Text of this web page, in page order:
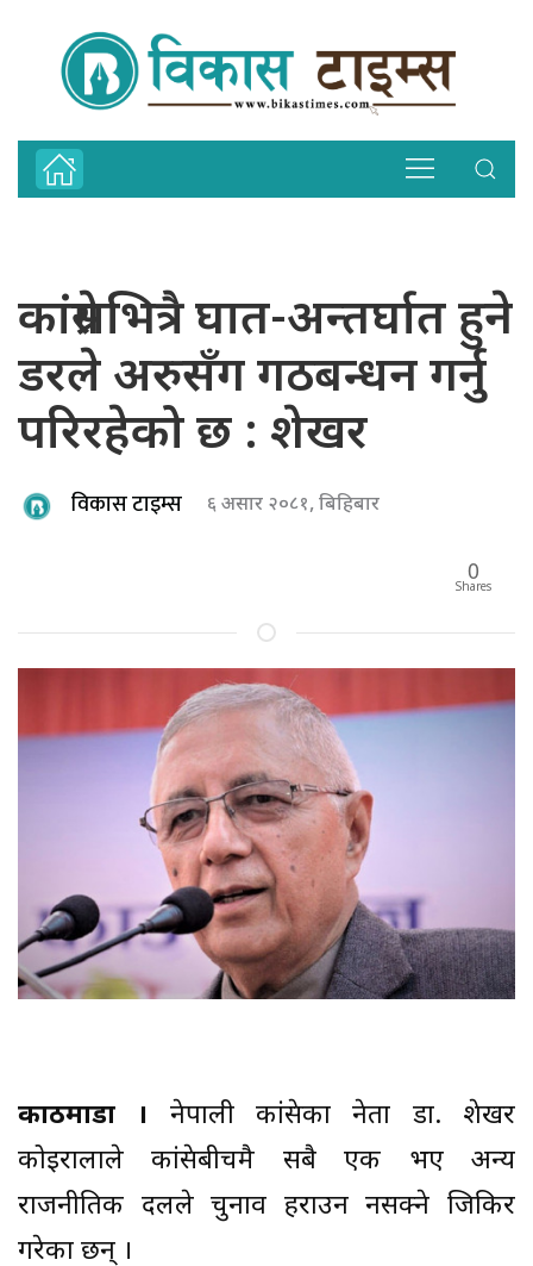
कांग्रेसभित्रै घात-अन्तर्घात हुने
डरले अरुसँग गठबन्धन गर्नु
परिरहेको छ : शेखर
विकास टाइम्स ६ असार २०८१, बिहिबार
0
Shares
काठमाडौं । नेपाली कांग्रेसका नेता डा. शेखर
कोइरालाले कांग्रेसबीचमै सबै एक भए अन्य
राजनीतिक दलले चुनाव हराउन नसक्ने जिकिर
गरेका छन् ।